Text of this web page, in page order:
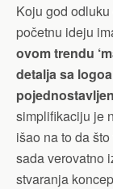
Koju god
početnu ideju
ovom trendu
detalja sa
simplifikaciju je
išao na to da
sada verovatno
stvaranja